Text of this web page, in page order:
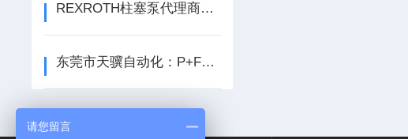
REXROTH柱塞泵代理商配套技术服务与设备运维全解析
东莞市天骥自动化：P+F超声波传感器/电感式接近传感器优质供应商/代理经销商
请您留言